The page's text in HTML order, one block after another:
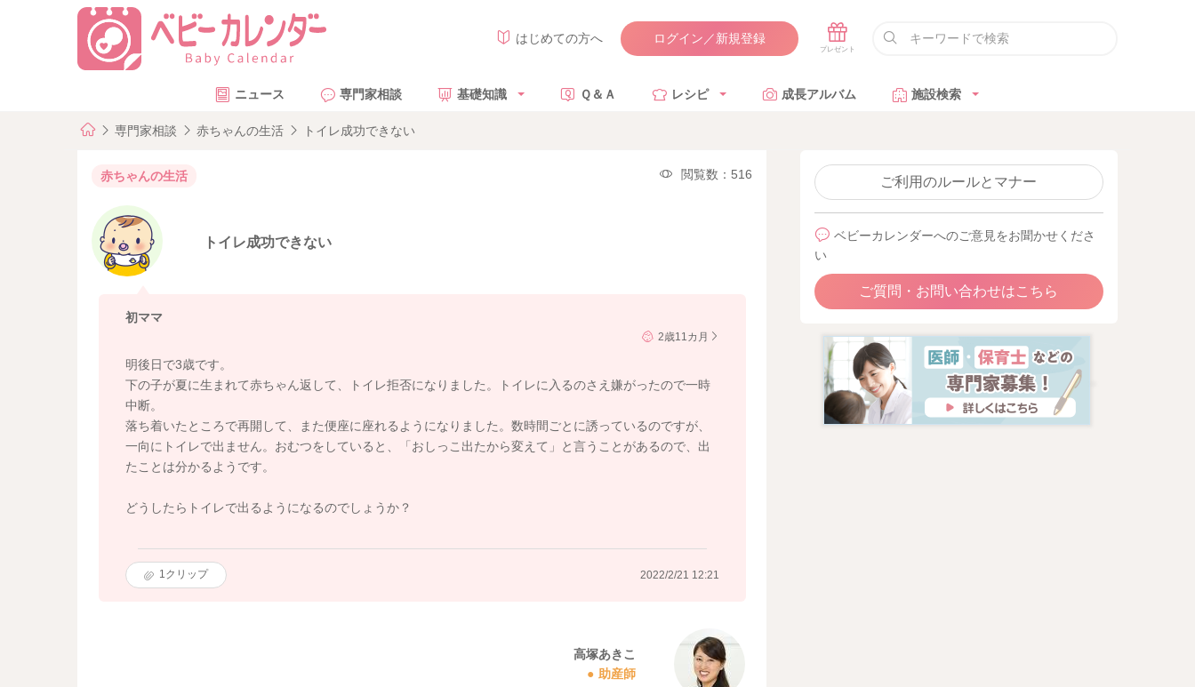
はじめての方へ ログイン／新規登録
ニュース 専門家相談 基礎知識 Ｑ＆Ａ レシピ 成長アルバム 施設検索
専門家相談 赤ちゃんの生活 トイレ成功できない
赤ちゃんの生活 閲覧数：516
トイレ成功できない
初ママ
2歳11カ月
明後日で3歳です。
下の子が夏に生まれて赤ちゃん返して、トイレ拒否になりました。トイレに入るのさえ嫌がったので一時
中断。
落ち着いたところで再開して、また便座に座れるようになりました。数時間ごとに誘っているのですが、
一向にトイレで出ません。おむつをしていると、「おしっこ出たから変えて」と言うことがあるので、出
たことは分かるようです。
どうしたらトイレで出るようになるのでしょうか？
1クリップ 2022/2/21 12:21
高塚あきこ
助産師
ご利用のルールとマナー
ベビーカレンダーへのご意見をお聞かせくださ
い
ご質問・お問い合わせはこちら